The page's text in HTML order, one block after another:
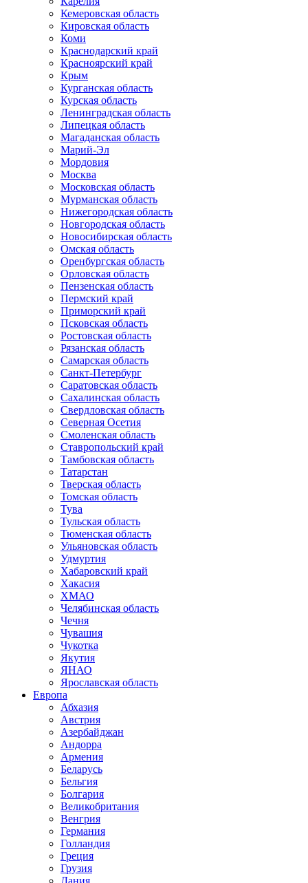
Кемеровская область
Кировская область
Коми
Краснодарский край
Красноярский край
Крым
Курганская область
Курская область
Ленинградская область
Липецкая область
Магаданская область
Марий-Эл
Мордовия
Москва
Московская область
Мурманская область
Нижегородская область
Новгородская область
Новосибирская область
Омская область
Оренбургская область
Орловская область
Пензенская область
Пермский край
Приморский край
Псковская область
Ростовская область
Рязанская область
Самарская область
Санкт-Петербург
Саратовская область
Сахалинская область
Свердловская область
Северная Осетия
Смоленская область
Ставропольский край
Тамбовская область
Татарстан
Тверская область
Томская область
Тува
Тульская область
Тюменская область
Ульяновская область
Удмуртия
Хабаровский край
Хакасия
ХМАО
Челябинская область
Чечня
Чувашия
Чукотка
Якутия
ЯНАО
Ярославская область
Европа
Абхазия
Австрия
Азербайджан
Андорра
Армения
Беларусь
Бельгия
Болгария
Великобритания
Венгрия
Германия
Голландия
Греция
Грузия